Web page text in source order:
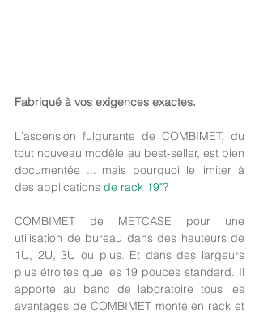
Fabriqué à vos exigences exactes.
L'ascension fulgurante de COMBIMET, du
tout nouveau modèle au best-seller, est bien
documentée ... mais pourquoi le limiter à
des applications de rack 19"?
COMBIMET de METCASE pour une
utilisation de bureau dans des hauteurs de
1U, 2U, 3U ou plus. Et dans des largeurs
plus étroites que les 19 pouces standard. Il
apporte au banc de laboratoire tous les
avantages de COMBIMET monté en rack et